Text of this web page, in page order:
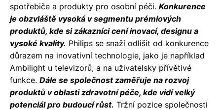
spotřebiče a produkty pro osobní péči. Konkurence
je obzvláště vysoká v segmentu prémiových
produktů, kde si zákazníci cení inovací, designu a
vysoké kvality. Philips se snaží odlišit od konkurence
důrazem na inovativní technologie, jako je například
Ambilight u televizorů, a na uživatelsky přívětivé
funkce. Dále se společnost zaměřuje na rozvoj
produktů v oblasti zdravotní péče, kde vidí velký
potenciál pro budoucí růst. Tržní pozice společnosti